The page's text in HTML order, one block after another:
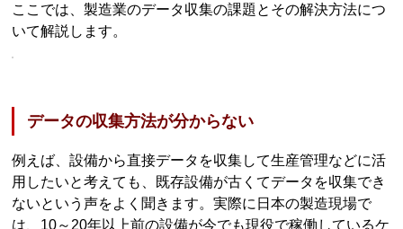
ここでは、製造業のデータ収集の課題とその解決方法につ
いて解説します。
データの収集方法が分からない
例えば、設備から直接データを収集して生産管理などに活
用したいと考えても、既存設備が古くてデータを収集でき
ないという声をよく聞きます。実際に日本の製造現場で
は、10～20年以上前の設備が今でも現役で稼働しているケ